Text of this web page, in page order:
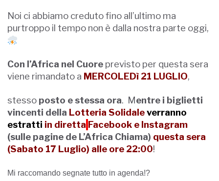
Noi ci abbiamo creduto fino all’ultimo ma
purtroppo il tempo non è dalla nostra parte oggi,
Con l’Africa nel Cuore previsto per questa sera
viene rimandato a MERCOLEDì 21 LUGLIO,
stesso posto e stessa ora. Mentre i biglietti
vincenti della Lotteria Solidaleverranno
estratti in diretta Facebook e Instagram
(sulle pagine de L’Africa Chiama) questa sera
(Sabato 17 Luglio) alle ore 22:00!
Mi raccomando segnate tutto in agenda!?️